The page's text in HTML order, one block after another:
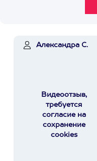
Александра С.
Видеоотзыв,
требуется
согласие на
сохранение
cookies